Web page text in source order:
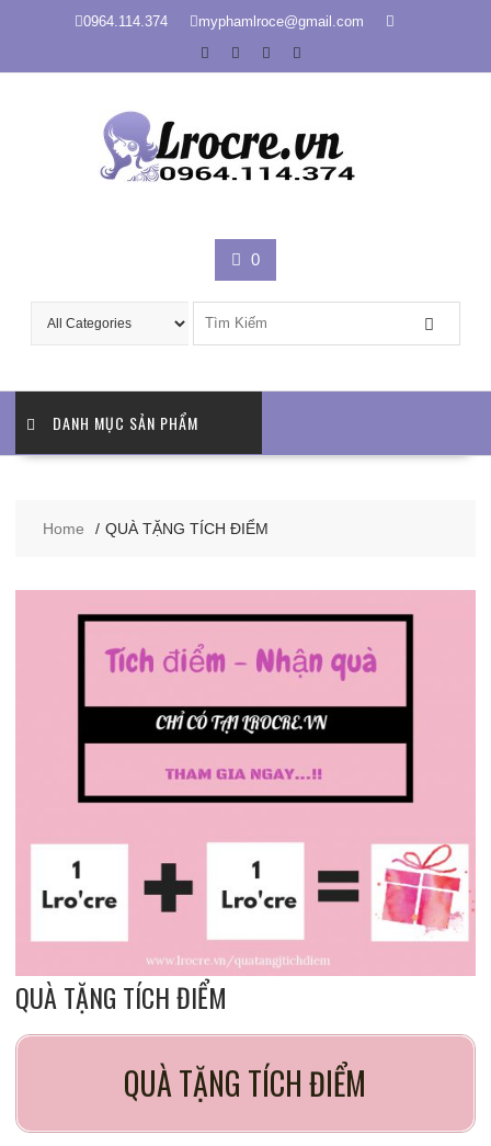
0964.114.374 myphamlroce@gmail.com
0
DANH MỤC SẢN PHẨM
Home QUÀ TẶNG TÍCH ĐIỂM
QUÀ TẶNG TÍCH ĐIỂM
QUÀ TẶNG TÍCH ĐIỂM